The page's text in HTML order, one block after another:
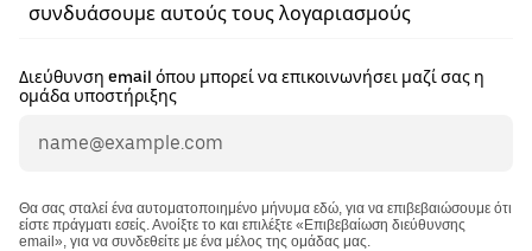
συνδυάσουμε αυτούς τους λογαριασμούς
Διεύθυνση email όπου μπορεί να επικοινωνήσει μαζί σας η
ομάδα υποστήριξης
Θα σας σταλεί ένα αυτοματοποιημένο μήνυμα εδώ, για να επιβεβαιώσουμε ότι
είστε πράγματι εσείς. Ανοίξτε το και επιλέξτε «Επιβεβαίωση διεύθυνσης
email», για να συνδεθείτε με ένα μέλος της ομάδας μας.